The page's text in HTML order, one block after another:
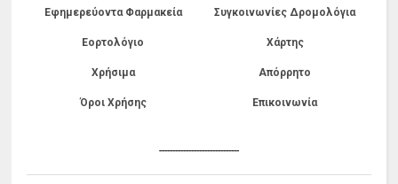
Εφημερεύοντα Φαρμακεία Συγκοινωνίες Δρομολόγια
Εορτολόγιο Χάρτης
Χρήσιμα Απόρρητο
Όροι Χρήσης Επικοινωνία
------------------------------